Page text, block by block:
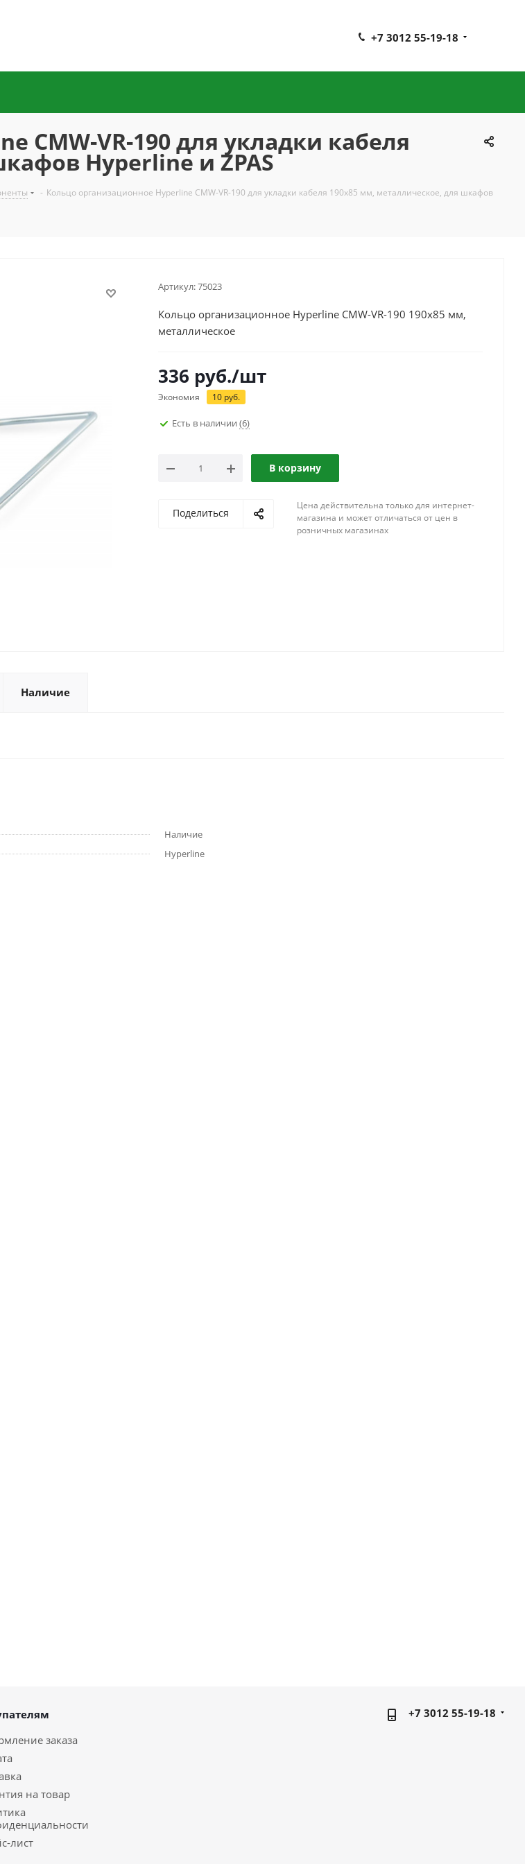
+7 3012 55-19-18
CMW-VR-190 для укладки кабеля
Hyperline и ZPAS
- Кольцо организационное Hyperline CMW-VR-190 для укладки кабеля 190х85 мм, металлическое, для шкафов
Артикул:75023
Кольцо организационное Hyperline CMW-VR-190 190х85 мм,
металлическое
336 руб./шт
Экономия 10 руб.
Есть в наличии (6)
В корзину
Поделиться
Цена действительна только для интернет-
магазина и может отличаться от цен в
розничных магазинах
Наличие
Наличие
Hyperline
заказа
на товар
лист
+7 3012 55-19-18